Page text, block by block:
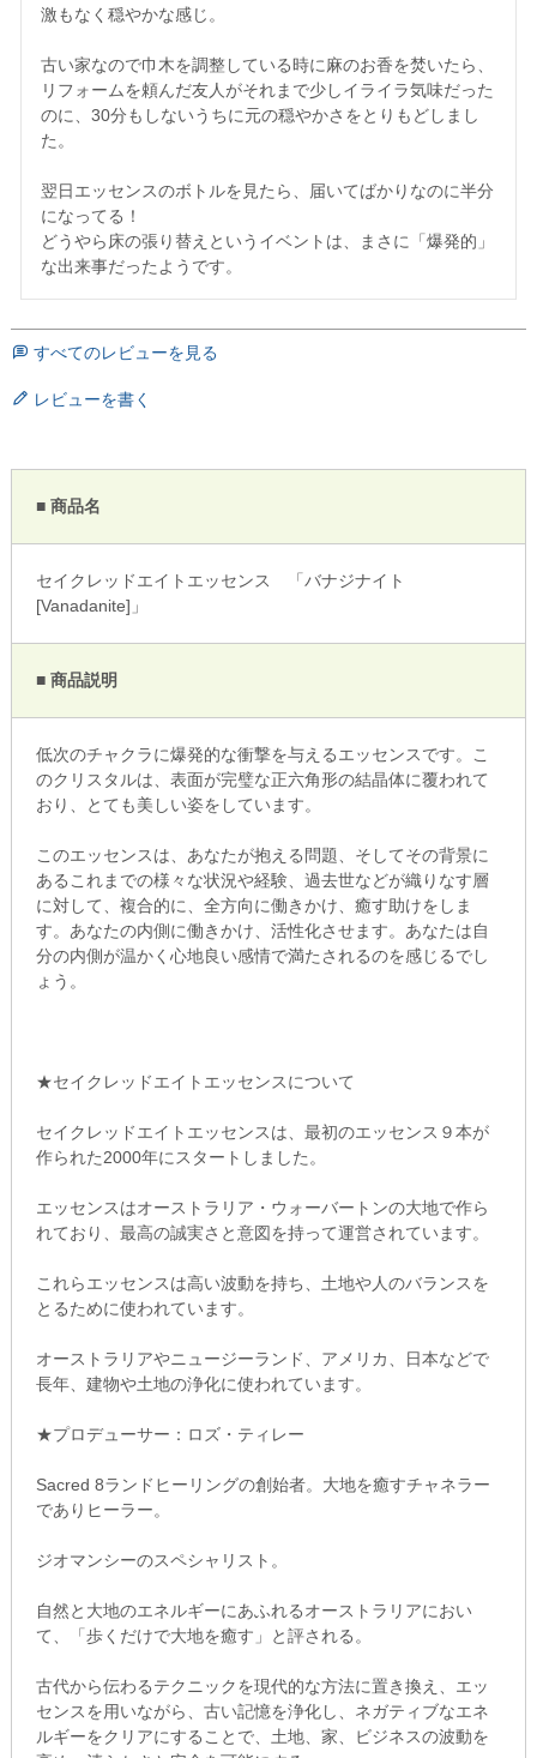
激もなく穏やかな感じ。
古い家なので巾木を調整している時に麻のお香を焚いたら、
リフォームを頼んだ友人がそれまで少しイライラ気味だった
のに、30分もしないうちに元の穏やかさをとりもどしまし
た。
翌日エッセンスのボトルを見たら、届いてばかりなのに半分
になってる！
どうやら床の張り替えというイベントは、まさに「爆発的」
な出来事だったようです。
すべてのレビューを見る
レビューを書く
■ 商品名
セイクレッドエイトエッセンス 「バナジナイト
[Vanadanite]」
■ 商品説明
低次のチャクラに爆発的な衝撃を与えるエッセンスです。こ
のクリスタルは、表面が完璧な正六角形の結晶体に覆われて
おり、とても美しい姿をしています。
このエッセンスは、あなたが抱える問題、そしてその背景に
あるこれまでの様々な状況や経験、過去世などが織りなす層
に対して、複合的に、全方向に働きかけ、癒す助けをしま
す。あなたの内側に働きかけ、活性化させます。あなたは自
分の内側が温かく心地良い感情で満たされるのを感じるでし
ょう。
★セイクレッドエイトエッセンスについて
セイクレッドエイトエッセンスは、最初のエッセンス９本が
作られた2000年にスタートしました。
エッセンスはオーストラリア・ウォーバートンの大地で作ら
れており、最高の誠実さと意図を持って運営されています。
これらエッセンスは高い波動を持ち、土地や人のバランスを
とるために使われています。
オーストラリアやニュージーランド、アメリカ、日本などで
長年、建物や土地の浄化に使われています。
★プロデューサー：ロズ・ティレー
Sacred 8ランドヒーリングの創始者。大地を癒すチャネラー
でありヒーラー。
ジオマンシーのスペシャリスト。
自然と大地のエネルギーにあふれるオーストラリアにおい
て、「歩くだけで大地を癒す」と評される。
古代から伝わるテクニックを現代的な方法に置き換え、エッ
センスを用いながら、古い記憶を浄化し、ネガティブなエネ
ルギーをクリアにすることで、土地、家、ビジネスの波動を